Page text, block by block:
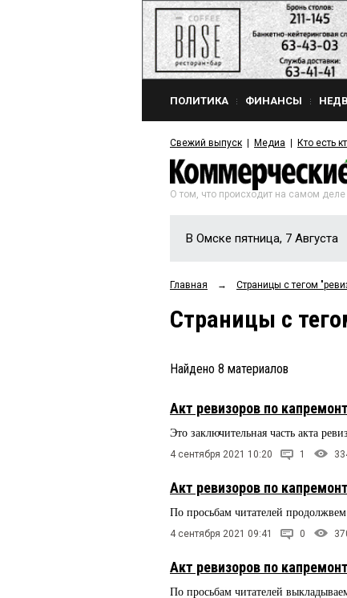
ПОЛИТИКА ФИНАНСЫ
Свежий выпуск Медиа Кто есть
О том, что происходит на самом деле
В Омске пятница, 7 Августа
Главная → Страницы c тегом
Страницы c
Найдено 8 материалов
Акт ревизоров по
Это заключительная часть акта
4 сентября 2021 10:20 1
Акт ревизоров по
По просьбам читателей
4 сентября 2021 09:41 0
Акт ревизоров по
По просьбам читателей